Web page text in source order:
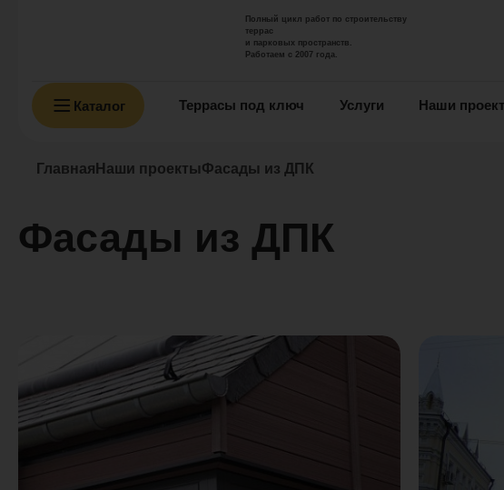
Полный цикл работ по строительству
террас
и парковых пространств.
Работаем с 2007 года.
Каталог Террасы под ключ Услуги Наши
Главная Наши проектыФасады из ДПК
Фасады из ДПК